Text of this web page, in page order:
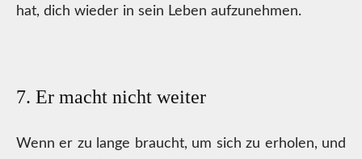
hat, dich wieder in sein Leben aufzunehmen.
7. Er macht nicht weiter
Wenn er zu lange braucht, um sich zu erholen, und